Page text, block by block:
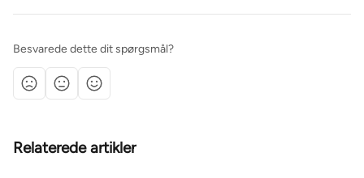
Besvarede dette dit spørgsmål?
Relaterede artikler